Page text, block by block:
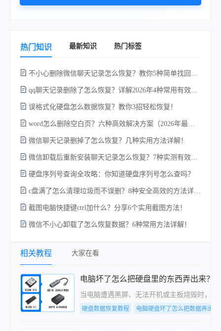
热门知识 最新知识 热门标签
不小心删除微信聊天记录怎么恢复？教你5种简单找回的方法！
qq聊天记录删除了怎么恢复？详解2026年4种常用有效的方法（支持.db数据库提取）
误格式化硬盘怎么数据恢复？教你3招轻松恢复！
word怎么删除空白页？六种高效解决方案（2026年最新实操指南）！
微信聊天记录删掉了怎么恢复？几种实用方法详解！
微信卸载后重新安装聊天记录怎么恢复？7种实测有效的恢复方案详解！
硬盘序列号查询全攻略：你知道硬盘序列号怎么查吗？
c盘满了怎么清理垃圾而不误删？8种安全高效的方法详解+误删恢复指南！
截图电脑快捷键ctrl加什么？分享6个实用截图方法！
微信不小心卸载了怎么恢复数据？6种常用方法详解！
相关教程 大家在看
电脑坏了怎么把硬盘里的东西弄出来？
当电脑遭遇黑屏、无法开机或主板烧毁时，
硬盘数据恢复教程 电脑硬盘坏了怎么把数据弄出来